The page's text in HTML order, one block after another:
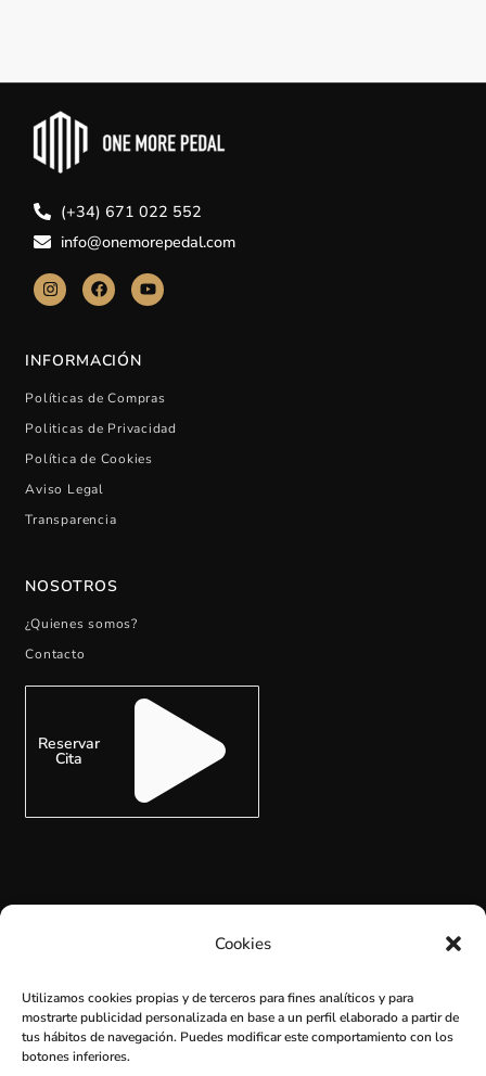
Cookies
Utilizamos cookies propias y de terceros para fines analíticos y para
mostrarte publicidad personalizada en base a un perfil elaborado a partir de
tus hábitos de navegación. Puedes modificar este comportamiento con los
botones inferiores.
(+34) 671 022 552
info@onemorepedal.com
INFORMACIÓN
Políticas de Compras
Politicas de Privacidad
Política de Cookies
Aviso Legal
Transparencia
NOSOTROS
¿Quienes somos?
Contacto
Reservar
Cita